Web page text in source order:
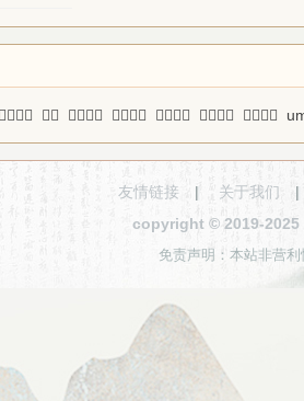
棘地荆天 剟刺 后起之英 怀刑自爱 女流之辈 影响之见 孤军薄旅
友情链接 | 关于我们
copyright © 2019-2025
免责声明：本站非营